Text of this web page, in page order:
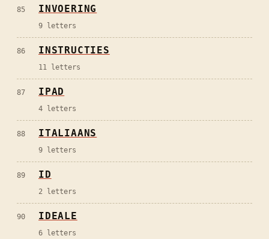
85 INVOERING
9 letters
86 INSTRUCTIES
11 letters
87 IPAD
4 letters
88 ITALIAANS
9 letters
89 ID
2 letters
90 IDEALE
6 letters